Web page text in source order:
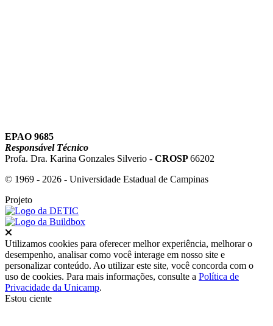
EPAO 9685
Responsável Técnico
Profa. Dra. Karina Gonzales Silverio - CROSP66202
© 1969 - 2026 - Universidade Estadual de Campinas
Projeto
Utilizamos cookies para oferecer melhor experiência, melhorar o
desempenho, analisar como você interage em nosso site e
personalizar conteúdo. Ao utilizar este site, você concorda com o
uso de cookies. Para mais informações, consulte a Política de
Privacidade da Unicamp.
Estou ciente